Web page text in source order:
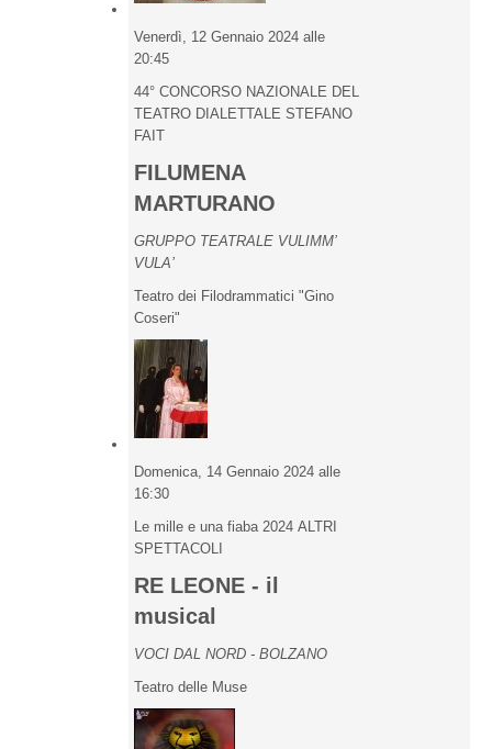
Venerdì, 12 Gennaio 2024 alle
20:45
44° CONCORSO NAZIONALE DEL
TEATRO DIALETTALE STEFANO
FAIT
FILUMENA
MARTURANO
GRUPPO TEATRALE VULIMM’
VULA’
Teatro dei Filodrammatici "Gino
Coseri"
Domenica, 14 Gennaio 2024 alle
16:30
Le mille e una fiaba 2024 ALTRI
SPETTACOLI
RE LEONE - il
musical
VOCI DAL NORD - BOLZANO
Teatro delle Muse